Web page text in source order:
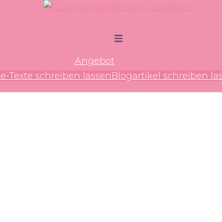
Menü
Angebot
Texte schreiben lassenBlogartikel schreiben